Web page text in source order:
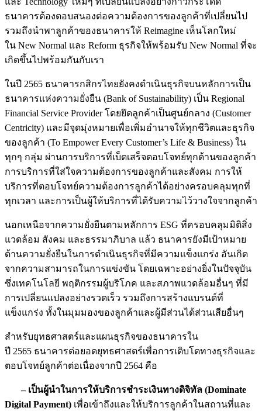
ธนาคารต้องตอบสนองต่อความต้องการของลูกค้าที่เปลี่ยนไป
รวมถึงนำพาลูกค้าของธนาคารให้ Reimagine เห็นโลกใหม่
ใน New Normal และ Reform ธุรกิจให้พร้อมรับ New Normal ที่จะ
เกิดขึ้นไปพร้อมกันกับเรา
ในปี 2565 ธนาคารกสิกรไทยยังคงดำเนินธุรกิจบนหลักการเป็น
ธนาคารแห่งความยั่งยืน (Bank of Sustainability) เป็น Regional
Financial Service Provider โดยยึดลูกค้าเป็นศูนย์กลาง (Customer
Centricity) และมีจุดมุ่งหมายเพื่อเพิ่มอำนาจให้ทุกชีวิตและธุรกิจ
ของลูกค้า (To Empower Every Customer’s Life & Business) ใน
ทุกๆ กลุ่ม ผ่านการบริการที่เบ็ดเสร็จตอบโจทย์ทุกด้านของลูกค้า
การบริการที่ใส่ใจความต้องการของลูกค้าและสังคม การให้
บริการที่ตอบโจทย์ความต้องการลูกค้าได้อย่างครอบคลุมทุกที่
ทุกเวลา และการเป็นผู้ให้บริการที่ได้รับความไว้วางใจจากลูกค้า
นอกเหนือจากความยั่งยืนตามหลักการ ESG ที่ครอบคลุมมิติสิ่ง
แวดล้อม สังคม และธรรมาภิบาล แล้ว ธนาคารยังมีเป้าหมาย
ด้านความยั่งยืนในการดำเนินธุรกิจที่มีความแข็งแกร่ง อันเกิด
จากความสามารถในการแข่งขัน โดยเฉพาะอย่างยิ่งในปัจจุบัน
ซึ่งเทคโนโลยี พฤติกรรมผู้บริโภค และสภาพแวดล้อมอื่นๆ ที่มี
การเปลี่ยนแปลงอย่างรวดเร็ว รวมถึงการสร้างแบรนด์ที่
แข็งแกร่ง ทั้งในมุมมองของลูกค้าและผู้มีส่วนได้ส่วนเสียอื่นๆ
สำหรับยุทธศาสตร์และแผนธุรกิจของธนาคารใน
ปี 2565 ธนาคารต่อยอดยุทธศาสตร์เพื่อการเติบโตทางธุรกิจและ
ตอบโจทย์ลูกค้าต่อเนื่องจากปี 2564 คือ
– เป็นผู้นำในการให้บริการชำระเงินทางดิจิทัล (Dominate
Digital Payment) เพื่อเข้าถึงและให้บริการลูกค้าในสถานที่และ